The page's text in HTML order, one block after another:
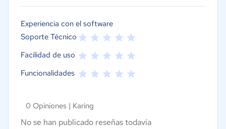
Experiencia con el software
Soporte Técnico
Facilidad de uso
Funcionalidades
0 Opiniones | Karing
No se han publicado reseñas todavía